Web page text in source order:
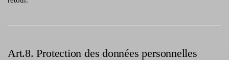
Art.8. Protection des données personnelles